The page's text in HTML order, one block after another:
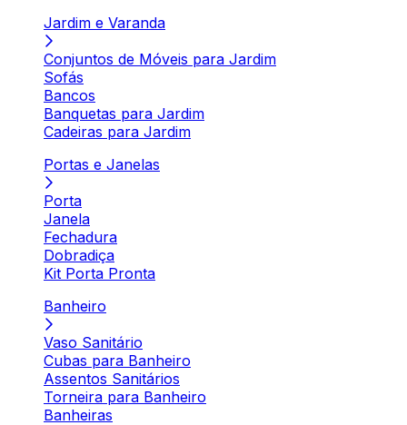
Jardim e Varanda
Conjuntos de Móveis para Jardim
Sofás
Bancos
Banquetas para Jardim
Cadeiras para Jardim
Portas e Janelas
Porta
Janela
Fechadura
Dobradiça
Kit Porta Pronta
Banheiro
Vaso Sanitário
Cubas para Banheiro
Assentos Sanitários
Torneira para Banheiro
Banheiras